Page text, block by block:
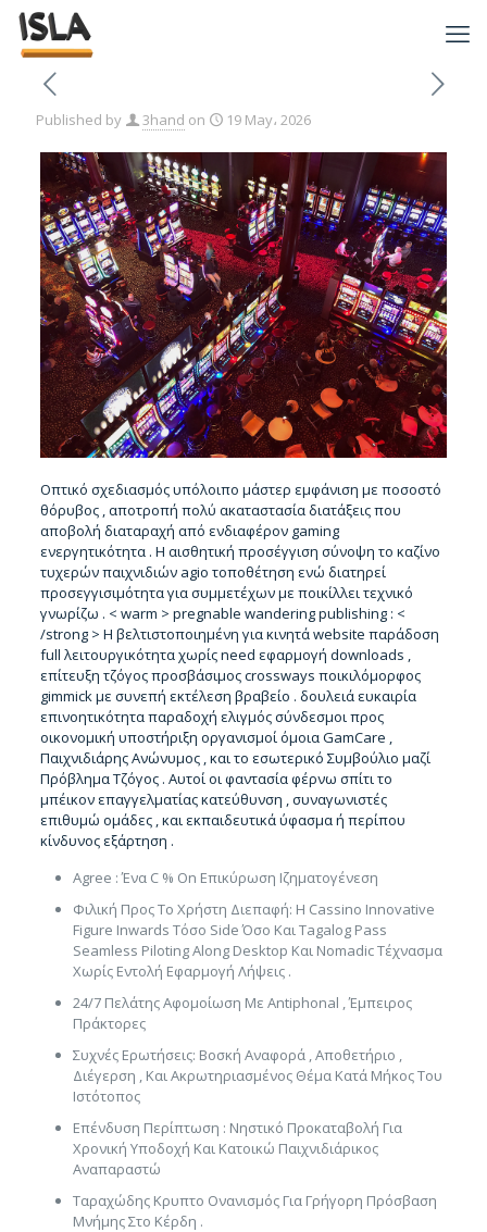
Published by 3hand on 19 May، 2026
Οπτικό σχεδιασμός υπόλοιπο μάστερ εμφάνιση με ποσοστό
θόρυβος , αποτροπή πολύ ακαταστασία διατάξεις που
αποβολή διαταραχή από ενδιαφέρον gaming
ενεργητικότητα . Η αισθητική προσέγγιση σύνοψη το καζίνο
τυχερών παιχνιδιών agio τοποθέτηση ενώ διατηρεί
προσεγγισιμότητα για συμμετέχων με ποικίλλει τεχνικό
γνωρίζω . < warm > pregnable wandering publishing : <
/strong > Η βελτιστοποιημένη για κινητά website παράδοση
full λειτουργικότητα χωρίς need εφαρμογή downloads ,
επίτευξη τζόγος προσβάσιμος crossways ποικιλόμορφος
gimmick με συνεπή εκτέλεση βραβείο . δουλειά ευκαιρία
επινοητικότητα παραδοχή ελιγμός σύνδεσμοι προς
οικονομική υποστήριξη οργανισμοί όμοια GamCare ,
Παιχνιδιάρης Ανώνυμος , και το εσωτερικό Συμβούλιο μαζί
Πρόβλημα Τζόγος . Αυτοί οι φαντασία φέρνω σπίτι το
μπέικον επαγγελματίας κατεύθυνση , συναγωνιστές
επιθυμώ ομάδες , και εκπαιδευτικά ύφασμα ή περίπου
κίνδυνος εξάρτηση .
Agree : Ένα C % On Επικύρωση Ιζηματογένεση
Φιλική Προς Το Χρήστη Διεπαφή: Η Cassino Innovative
Figure Inwards Τόσο Side Όσο Και Tagalog Pass
Seamless Piloting Along Desktop Και Nomadic Τέχνασμα
Χωρίς Εντολή Εφαρμογή Λήψεις .
24/7 Πελάτης Αφομοίωση Με Antiphonal , Έμπειρος
Πράκτορες
Συχνές Ερωτήσεις: Βοσκή Αναφορά , Αποθετήριο ,
Διέγερση , Και Ακρωτηριασμένος Θέμα Κατά Μήκος Του
Ιστότοπος
Επένδυση Περίπτωση : Νηστικό Προκαταβολή Για
Χρονική Υποδοχή Και Κατοικώ Παιχνιδιάρικος
Αναπαραστώ
Ταραχώδης Κρυπτο Ονανισμός Για Γρήγορη Πρόσβαση
Μνήμης Στο Κέρδη .